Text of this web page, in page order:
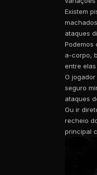
Existem
ataques
Podemos
a-corpo,
entre
O
seguro
ataques
Ou ir
recheio
principal